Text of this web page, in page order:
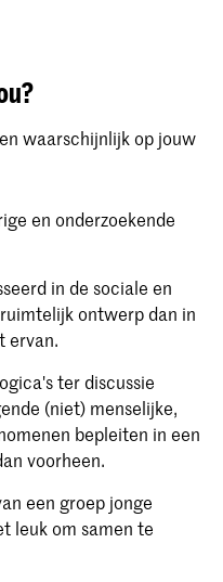
waarschijnlijk op jouw
en onderzoekende
in de sociale en
ontwerp dan in
ervan.
ter discussie
(niet) menselijke,
bepleiten in een
voorheen.
een groep jonge
leuk om samen te